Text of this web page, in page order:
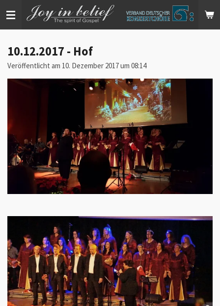
Zum
Hauptinhalt
springen
10.12.2017 - Hof
Veröffentlicht am 10. Dezember 2017 um 08:14